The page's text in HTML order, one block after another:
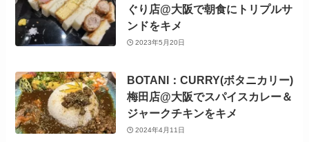
ぐり店@大阪で朝食にトリプルサ
ンドをキメ
2023年5月20日
BOTANI：CURRY(ボタニカリー)
梅田店@大阪でスパイスカレー＆
ジャークチキンをキメ
2024年4月11日